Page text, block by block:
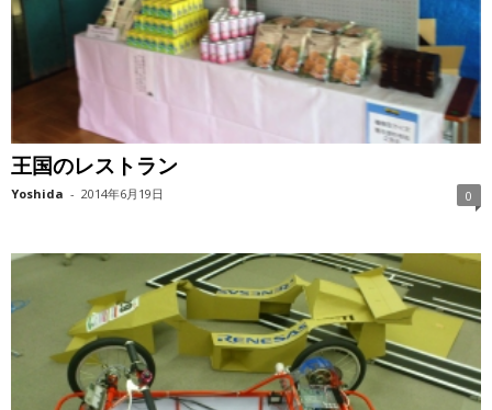
王国のレストラン
Yoshida - 2014年6月19日 0